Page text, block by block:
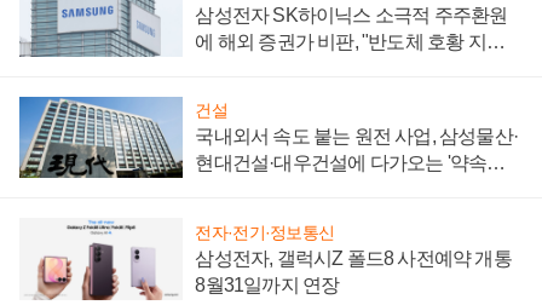
삼성전자 SK하이닉스 소극적 주주환원
에 해외 증권가 비판, "반도체 호황 지속
건설
국내외서 속도 붙는 원전 사업, 삼성물산·
현대건설·대우건설에 다가오는 '약속의
전자·전기·정보통신
삼성전자, 갤럭시Z 폴드8 사전예약 개통
8월31일까지 연장